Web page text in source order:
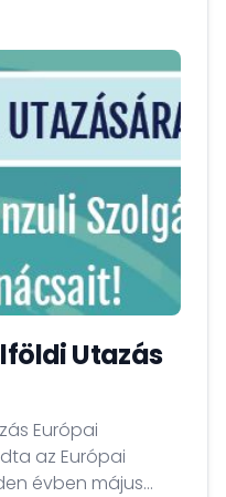
Utazás
Európai
az Európai
évben május